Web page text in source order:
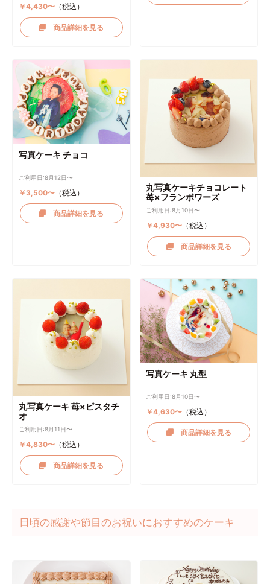
￥4,430〜（税込）
商品詳細を見る
写真ケーキ チョコ
ご利用日:8月12日〜
￥3,500〜（税込）
商品詳細を見る
丸写真ケーキチョコレート
苺×フランボワーズ
ご利用日:8月10日〜
￥4,930〜 （税込）
商品詳細を見る
丸写真ケーキ 苺×ピスタチ
オ
ご利用日:8月11日〜
￥4,830〜（税込）
商品詳細を見る
写真ケーキ 丸型
ご利用日:8月10日〜
￥4,630〜 （税込）
商品詳細を見る
日頃の感謝や節目のお祝いにおすすめのケーキ